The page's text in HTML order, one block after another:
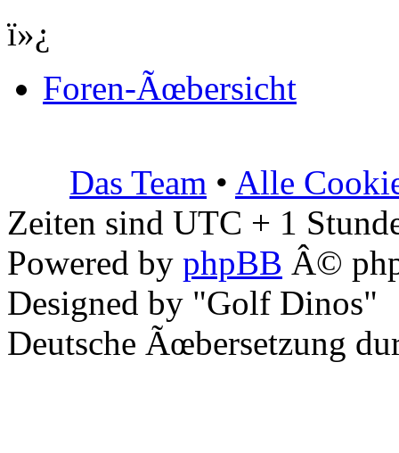
ï»¿
Foren-Ãœbersicht
Das Team • Alle
Zeiten sind UTC + 1
Powered by phpBB Â©
Designed by "Golf Dinos"
Deutsche Ãœbersetzung